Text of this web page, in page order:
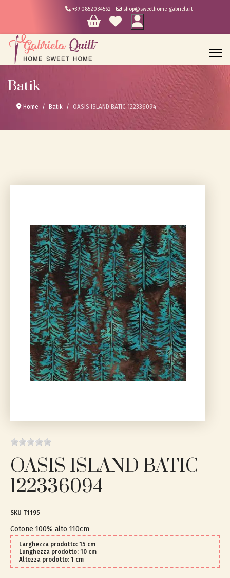
+39 0852034562 shop@sweethome-gabriela.it
Batik
Home Batik OASIS ISLAND BATIC 122336094
OASIS ISLAND BATIC
122336094
T1195
Cotone 100% alto 110cm
Larghezza prodotto: 15 cm
Lunghezza prodotto: 10 cm
Altezza prodotto: 1 cm